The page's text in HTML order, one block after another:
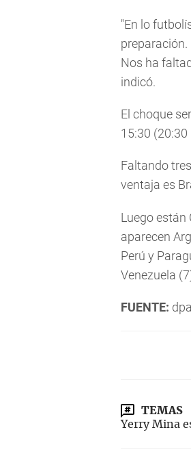
"En lo
Nos ha
indicó.
El choque
15:30
Faltando
ventaja es
Luego están
aparecen
Perú y
Venezuela
FUENTE: dpa
TEMAS
Yerry Mina